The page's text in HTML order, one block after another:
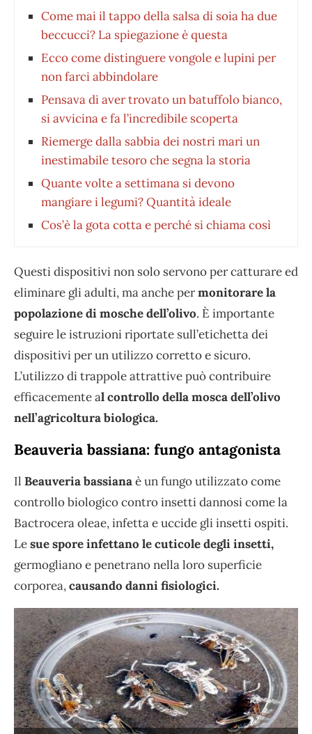
Come mai il tappo della salsa di soia ha due
beccucci? La spiegazione è questa
Ecco come distinguere vongole e lupini per
non farci abbindolare
Pensava di aver trovato un batuffolo bianco,
si avvicina e fa l’incredibile scoperta
Riemerge dalla sabbia dei nostri mari un
inestimabile tesoro che segna la storia
Quante volte a settimana si devono
mangiare i legumi? Quantità ideale
Cos’è la gota cotta e perché si chiama così
Questi dispositivi non solo servono per catturare ed
eliminare gli adulti, ma anche permonitorare la
popolazione di mosche dell’olivo. È importante
seguire le istruzioni riportate sull’etichetta dei
dispositivi per un utilizzo corretto e sicuro.
L’utilizzo di trappole attrattive può contribuire
efficacemente al controllo della mosca dell’olivo
nell’agricoltura biologica.
Beauveria bassiana: fungo antagonista
Il Beauveria bassianaè un fungo utilizzato come
controllo biologico contro insetti dannosi come la
Bactrocera oleae, infetta e uccide gli insetti ospiti.
Lesue spore infettano le cuticole degli insetti,
germogliano e penetrano nella loro superficie
corporea,causando danni fisiologici.